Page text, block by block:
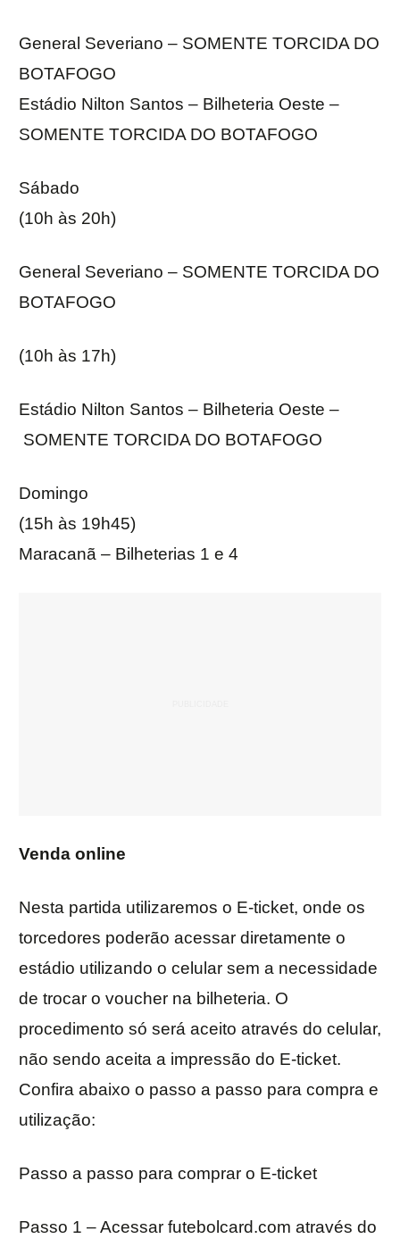
General Severiano – SOMENTE TORCIDA DO
BOTAFOGO
Estádio Nilton Santos – Bilheteria Oeste –
SOMENTE TORCIDA DO BOTAFOGO
Sábado
(10h às 20h)
General Severiano – SOMENTE TORCIDA DO
BOTAFOGO
(10h às 17h)
Estádio Nilton Santos – Bilheteria Oeste –
SOMENTE TORCIDA DO BOTAFOGO
Domingo
(15h às 19h45)
Maracanã – Bilheterias 1 e 4
Venda online
Nesta partida utilizaremos o E-ticket, onde os
torcedores poderão acessar diretamente o
estádio utilizando o celular sem a necessidade
de trocar o voucher na bilheteria. O
procedimento só será aceito através do celular,
não sendo aceita a impressão do E-ticket.
Confira abaixo o passo a passo para compra e
utilização:
Passo a passo para comprar o E-ticket
Passo 1 – Acessar futebolcard.com através do